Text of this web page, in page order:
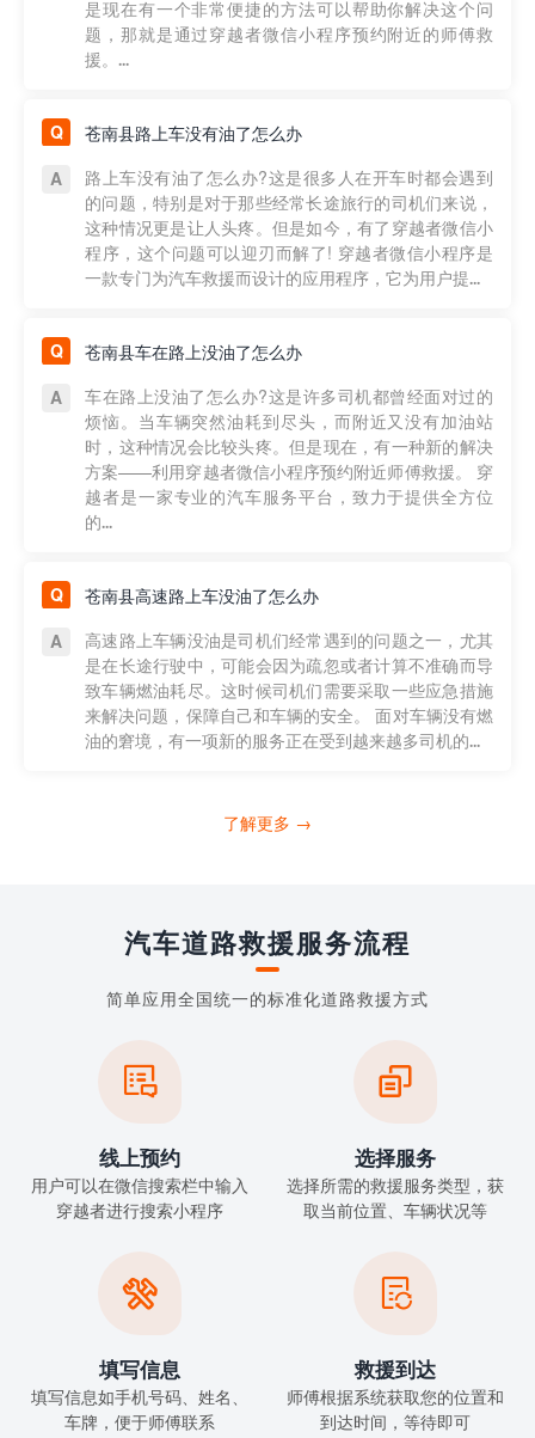
是现在有一个非常便捷的方法可以帮助你解决这个问
题，那就是通过穿越者微信小程序预约附近的师傅救
援。...
苍南县路上车没有油了怎么办
路上车没有油了怎么办?这是很多人在开车时都会遇到
的问题，特别是对于那些经常长途旅行的司机们来说，
这种情况更是让人头疼。但是如今，有了穿越者微信小
程序，这个问题可以迎刃而解了! 穿越者微信小程序是
一款专门为汽车救援而设计的应用程序，它为用户提...
苍南县车在路上没油了怎么办
车在路上没油了怎么办?这是许多司机都曾经面对过的
烦恼。当车辆突然油耗到尽头，而附近又没有加油站
时，这种情况会比较头疼。但是现在，有一种新的解决
方案——利用穿越者微信小程序预约附近师傅救援。 穿
越者是一家专业的汽车服务平台，致力于提供全方位
的...
苍南县高速路上车没油了怎么办
高速路上车辆没油是司机们经常遇到的问题之一，尤其
是在长途行驶中，可能会因为疏忽或者计算不准确而导
致车辆燃油耗尽。这时候司机们需要采取一些应急措施
来解决问题，保障自己和车辆的安全。 面对车辆没有燃
油的窘境，有一项新的服务正在受到越来越多司机的...
了解更多 →
汽车道路救援服务流程
简单应用全国统一的标准化道路救援方式

线上预约
用户可以在微信搜索栏中输入
穿越者进行搜索小程序

选择服务
选择所需的救援服务类型，获
取当前位置、车辆状况等

填写信息
填写信息如手机号码、姓名、
车牌，便于师傅联系

救援到达
师傅根据系统获取您的位置和
到达时间，等待即可